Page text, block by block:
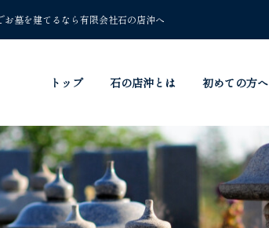
墓を建てるなら有限会社石の店沖へ
トップ 石の店沖とは 初めての方へ